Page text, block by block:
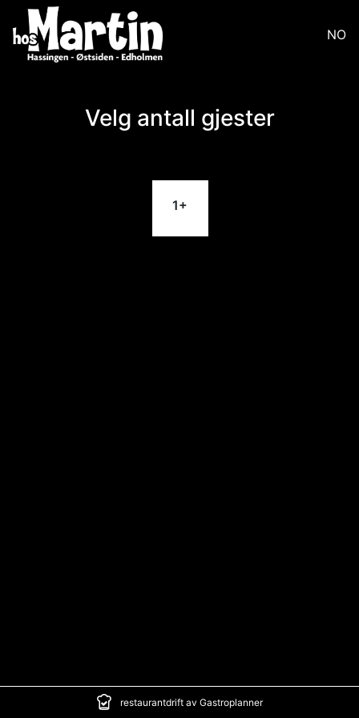
NO
Velg antall gjester
1+
restaurantdrift av Gastroplanner